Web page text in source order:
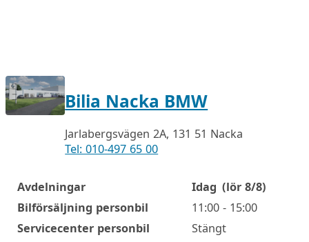
Bilia Nacka BMW
Jarlabergsvägen 2A, 131 51 Nacka
Tel: 010-497 65 00
Öppettider
Avdelningar Idag (lör 8/8)
Bilförsäljning personbil
11:00 - 15:00
Servicecenter personbil
Stängt